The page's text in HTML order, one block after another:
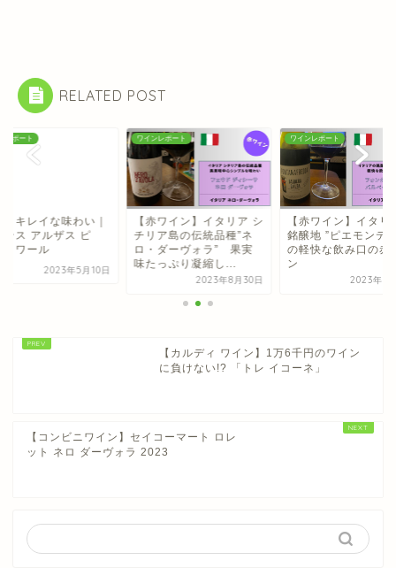
RELATED POST
レポート
！キレイな味わい｜
ンス アルザス ピ
ノワール
2023年5月10日
ワインレポート
【赤ワイン】イタリア シ
チリア島の伝統品種”ネ
ロ・ダーヴォラ” 果実
味たっぷり凝縮し...
2023年8月30日
ワインレポート
【赤ワイン】イタリ
銘醸地 ”ピエモンテ
の軽快な飲み口の赤
ン
2023年9
【カルディ ワイン】1万6千円のワイン
に負けない!? 「トレ イコーネ」
【コンビニワイン】セイコーマート ロレ
ット ネロ ダーヴォラ 2023